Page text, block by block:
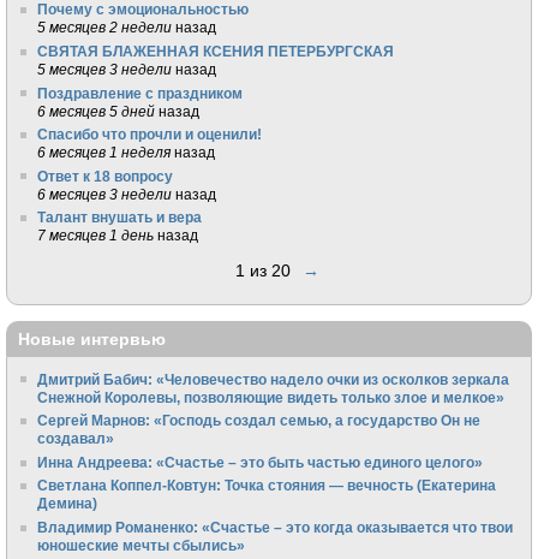
Почему с эмоциональностью
5 месяцев 2 недели назад
СВЯТАЯ БЛАЖЕННАЯ КСЕНИЯ ПЕТЕРБУРГСКАЯ
5 месяцев 3 недели назад
Поздравление с праздником
6 месяцев 5 дней назад
Спасибо что прочли и оценили!
6 месяцев 1 неделя назад
Ответ к 18 вопросу
6 месяцев 3 недели назад
Талант внушать и вера
7 месяцев 1 день назад
1 из 20 →
Новые интервью
Дмитрий Бабич: «Человечество надело очки из осколков зеркала
Снежной Королевы, позволяющие видеть только злое и мелкое»
Сергей Марнов: «Господь создал семью, а государство Он не
создавал»
Инна Андреева: «Счастье – это быть частью единого целого»
Светлана Коппел-Ковтун: Точка стояния — вечность (Екатерина
Демина)
Владимир Романенко: «Счастье – это когда оказывается что твои
юношеские мечты сбылись»